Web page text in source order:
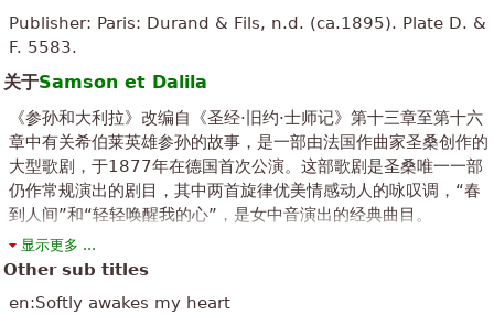
“迫切需要为排练这一块。非常迅速、 轻松和高效的服务。肯定会再
次使用该站点。
“ 该文件是好的。确保您拥有最新版本的 Adobe Reader 安装。
“它是唱腔的大美人，需要一个全面和富有表现力的声音。”
“琳达 ！玛丽的声音和音乐。”
“很棒”
Publisher: Paris: Durand & Fils, n.d. (ca.1895). Plate D. &
F. 5583.
关于Samson et Dalila
《参孙和大利拉》改编自《圣经·旧约·士师记》第十三章至第十六
章中有关希伯莱英雄参孙的故事，是一部由法国作曲家圣桑创作的
大型歌剧，于1877年在德国首次公演。这部歌剧是圣桑唯一一部
仍作常规演出的剧目，其中两首旋律优美情感动人的咏叹调，“春
到人间”和“轻轻唤醒我的心”，是女中音演出的经典曲目。
The above text from the Wikipedia article "
available under CC BY-SA 3.0.
显示更多 ...
Other sub titles
en:Softly awakes my heart